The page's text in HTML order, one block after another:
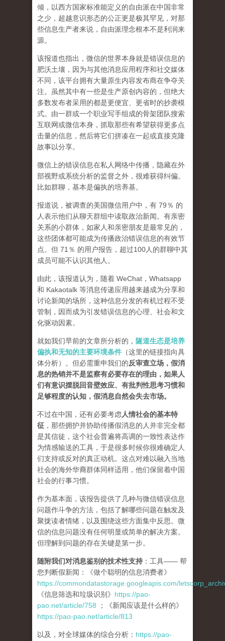
倾，以西方国家标准能定义的自由派在中国非常
之少，超越意识形态的公正更是极其罕见，对那
些信息生产者来说，自由派理念根本不是利润来
源。
该报道也指出，微信的世界本身就是错误信息的
肥沃土壤，因为与其他消息应用程序和社交媒体
不同，该平台拥有大量原生内容发布商在争夺关
注。虽然其中有一些是生产原创内容的，但绝大
多数发布者采用的都是更便宜、更省时的抄袭模
式。由一群或一个职业写手组成的骨架团队搜索
互联网或微信本身，抓取那些有希望获得更多点
击量的信息，然后将它们拼凑在一起或直接克隆
故事以分享。
微信上的错误信息在私人网络中传播，隐藏在外
部视野或系统分析的监督之外，很难获得纠偏。
比如群聊，基本是偏执的培养基。
报道说，被调查的美国微信用户中，有 79％ 的
人表示他们从聊天群组中读取政治新闻。有亲密
关系的小群体，如家人和亲密朋友是最常见的，
这些团体都可能成为传播政治错误信息的有效节
点。但 71％ 的用户报告，超过100人的群聊中其
成员可能不认识其他人。
由此，该报道认为，随着 WeChat，Whatsapp
和 Kakaotalk 等消息传递应用越来越成为分享和
讨论新闻的场所，这种信息分发的有机过程不受
管制，因而成为引发错误信息的心理、社会和文
化驱动因素。
就如我们早前的文章所分析的， 隧道生态是培养
偏执和无知的主要环境条件 （这里的链接指向具
体分析）。但必需重申我们的反审查立场，假消
息的热销并不是监察有必要存在的理由，如果人
们有意识摆脱回音壁效应、有批判性思考习惯和
足够程度的认知，假消息自然会失去市场。
不过在中国，还有必要考虑人情社会的基本特
征 ，那些拥护并协助传播假消息的人并非完全都
是其信徒，这个社会普遍将高调的一致性表达作
为情感输送的工具，于是很多时候你很难确定人
们支持或反对的真正动机。这点对难以融入当地
社会的海外华裔群体同样适用，他们保留着中国
社会的行事习惯。
作为基本面，该报告提供了几种与微信错误信息
问题作斗争的方法，包括了解哪些问题在触发及
聚拢读者情绪，以及围绕这些方面集中反思。微
信的信息问题没有任何明显或简单的解决方案。
但理解到问题的存在关键是第一步。
随附我们对消息鉴别的技术性支持 ：工具—— 帮
您判断假新闻：《做个聪明的信息消费者》
https://commondatastorage.googleapis.com/
《信息筛选和垃圾识别》 https://pao-
pao.net/article/758 ；《新闻应该是什么样的》
https://pao-pao.net/article/813
以及，对全球媒体的综合分析： https://pao-